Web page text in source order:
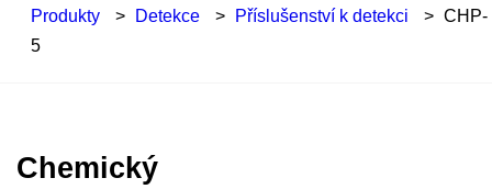
Produkty > Detekce > Příslušenství k detekci > CHP-
5
Chemický